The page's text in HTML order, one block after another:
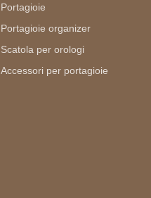
Portagioie
Portagioie organizer
Scatola per orologi
Accessori per portagioie